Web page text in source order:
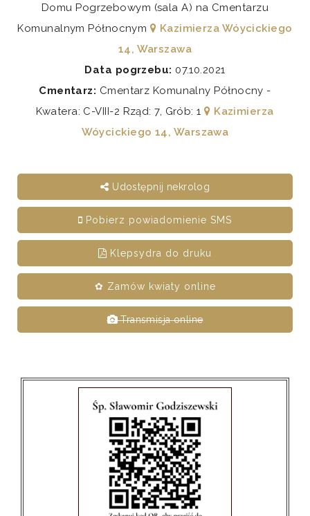
Domu Pogrzebowym (sala A) na Cmentarzu
Komunalnym Północnym
Kazimierza Wóycickiego
14, Warszawa
Data pogrzebu: 07.10.2021
Cmentarz: Cmentarz Komunalny Północny -
Kwatera: C-VIII-2 Rząd: 7, Grób: 1
Kazimierza
Wóycickiego 14, Warszawa
Udostępnij nekrolog
Pobierz powiadomienie SMS
Klepsydra do druku
✿ Zamów kwiaty online
Transmisja online